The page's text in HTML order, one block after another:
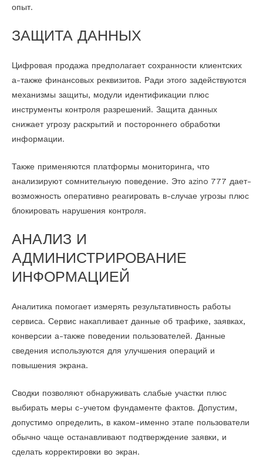
опыт.
ЗАЩИТА ДАННЫХ
Цифровая продажа предполагает сохранности клиентских
а-также финансовых реквизитов. Ради этого задействуются
механизмы защиты, модули идентификации плюс
инструменты контроля разрешений. Защита данных
снижает угрозу раскрытий и постороннего обработки
информации.
Также применяются платформы мониторинга, что
анализируют сомнительную поведение. Это azino 777 дает-
возможность оперативно реагировать в-случае угрозы плюс
блокировать нарушения контроля.
АНАЛИЗ И
АДМИНИСТРИРОВАНИЕ
ИНФОРМАЦИЕЙ
Аналитика помогает измерять результативность работы
сервиса. Сервис накапливает данные об трафике, заявках,
конверсии а-также поведении пользователей. Данные
сведения используются для улучшения операций и
повышения экрана.
Сводки позволяют обнаруживать слабые участки плюс
выбирать меры с-учетом фундаменте фактов. Допустим,
допустимо определить, в каком-именно этапе пользователи
обычно чаще останавливают подтверждение заявки, и
сделать корректировки во экран.